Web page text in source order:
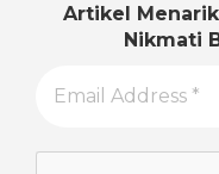
Artikel
Nikmati